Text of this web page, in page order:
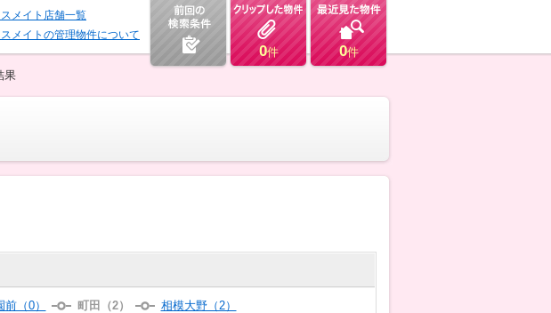
メイト店舗一覧
メイトの管理物件について
0件 0件
果
（0） 町田（2） 相模大野（2）